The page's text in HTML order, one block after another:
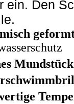
ein. Den